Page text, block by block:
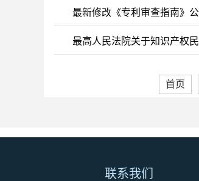
最新修改《专利审查指南》
最高人民法院关于知识产权
首页
联系我们